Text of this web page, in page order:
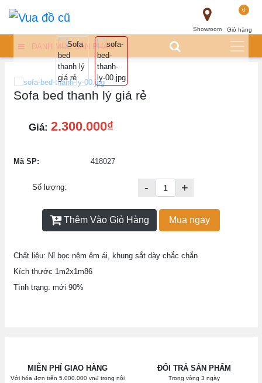
0
Giỏ hàng
Showroom
DANH MỤC SẢN PHẨM
Sofa bed thanh lý giá rẻ
Giá: 2.300.000₫
Mã SP: 418027
Số lượng: - +
Thêm Vào Giỏ Hàng Mua ngay
Chất liệu: Nỉ bọc nệm êm ái, khung sắt dày chắc chắn
Kích thước 1m2x1m86
Tình trạng: mới 90%
MIỄN PHÍ GIAO HÀNG
Với hóa đơn trên 5.000.000 vnđ trong nội
ĐỔI TRẢ SẢN PHẨM
Trong vòng 3 ngày